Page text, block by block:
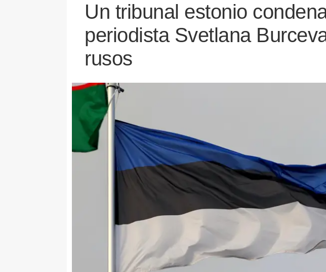
Un tribunal estonio
periodista Svetlana
rusos